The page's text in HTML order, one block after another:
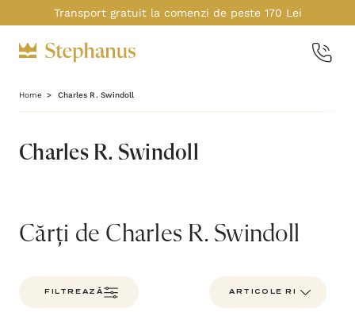
Transport gratuit la comenzi de peste 170 Lei
Home Charles R. Swindoll
Charles R. Swindoll
Cărți de Charles R. Swindoll
FILTREAZĂ